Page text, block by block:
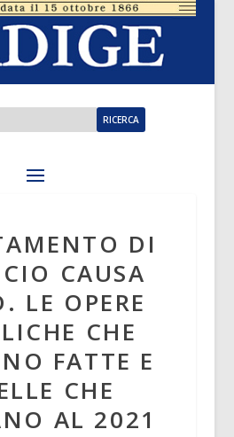
DI
CAUSA
LE OPERE
CHE
FATTE E
CHE
AL 2021